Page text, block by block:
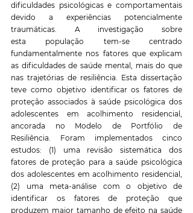
dificuldades psicológicas e comportamentais
devido a experiências potencialmente
traumáticas. A investigação sobre
esta população tem-se centrado
fundamentalmente nos fatores que explicam
as dificuldades de saúde mental, mais do que
nas trajetórias de resiliência. Esta dissertação
teve como objetivo identificar os fatores de
proteção associados à saúde psicológica dos
adolescentes em acolhimento residencial,
ancorada no Modelo de Portfólio de
Resiliência. Foram implementados cinco
estudos: (1) uma revisão sistemática dos
fatores de proteção para a saúde psicológica
dos adolescentes em acolhimento residencial,
(2) uma meta-análise com o objetivo de
identificar os fatores de proteção que
produzem maior tamanho de efeito na saúde